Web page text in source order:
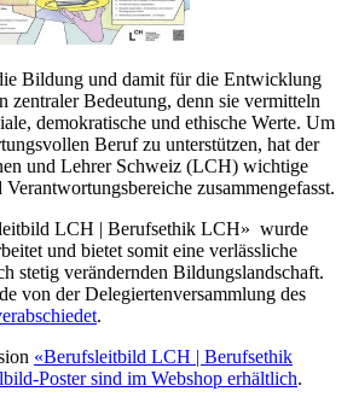
Bildung und damit für die Entwicklung
zentraler Bedeutung, denn sie vermitteln
demokratische und ethische Werte. Um
Beruf zu unterstützen, hat der
und Lehrer Schweiz (LCH) wichtige
zusammengefasst.
LCH | Berufsethik LCH» wurde
und bietet somit eine verlässliche
stetig verändernden Bildungslandschaft.
von der Delegiertenversammlung des
.
«Berufsleitbild LCH | Berufsethik
Poster sind im Webshop erhältlich.